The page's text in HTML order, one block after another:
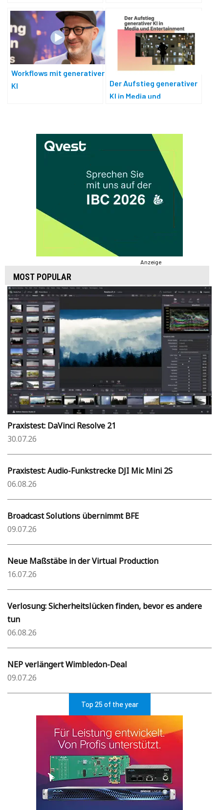
Workflows mit generativer
KI
Der Aufstieg generativer
KI in Media und
Anzeige
MOST POPULAR
Praxistest: DaVinci Resolve 21
30.07.26
Praxistest: Audio-Funkstrecke DJI Mic Mini 2S
06.08.26
Broadcast Solutions übernimmt BFE
09.07.26
Neue Maßstäbe in der Virtual Production
16.07.26
Verlosung: Sicherheitslücken finden, bevor es andere
tun
06.08.26
NEP verlängert Wimbledon-Deal
09.07.26
Top 25 of the year